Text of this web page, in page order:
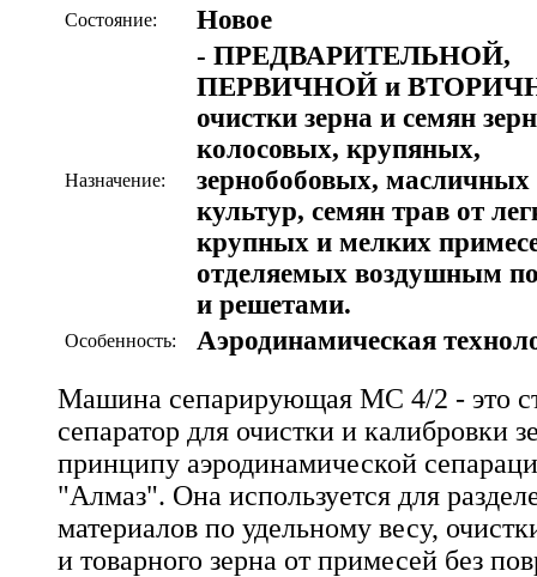
Состояние: Новое
Назначение:
- ПРЕДВАРИТЕЛЬНОЙ,
ПЕРВИЧНОЙ и
очистки зерна и семян
колосовых, крупяных,
зернобобовых, масличных
культур, семян трав от
крупных и мелких
отделяемых воздушным
и решетами.
Особенность: Аэродинамическая
Машина сепарирующая МС 4/2 - это
сепаратор для очистки и калибровки
принципу аэродинамической
"Алмаз". Она используется для
материалов по удельному весу,
и товарного зерна от примесей без